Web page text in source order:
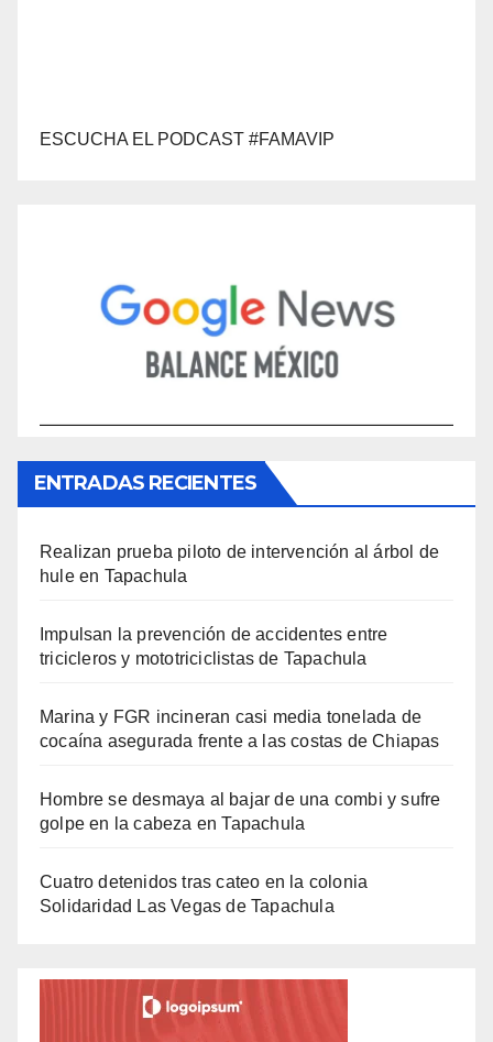
ESCUCHA EL PODCAST #FAMAVIP
ENTRADAS RECIENTES
Realizan prueba piloto de intervención al árbol de
hule en Tapachula
Impulsan la prevención de accidentes entre
tricicleros y mototriciclistas de Tapachula
Marina y FGR incineran casi media tonelada de
cocaína asegurada frente a las costas de Chiapas
Hombre se desmaya al bajar de una combi y sufre
golpe en la cabeza en Tapachula
Cuatro detenidos tras cateo en la colonia
Solidaridad Las Vegas de Tapachula